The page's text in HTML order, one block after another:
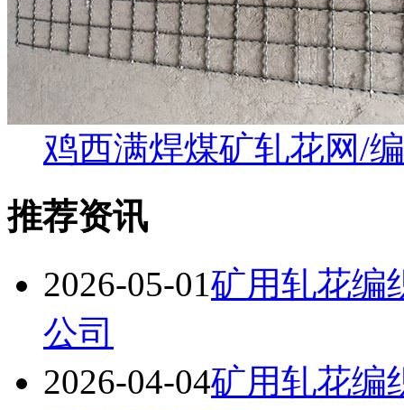
鸡西满焊煤矿轧花网/
推荐资讯
2026-05-01矿用轧花编
公司
2026-04-04矿用轧花